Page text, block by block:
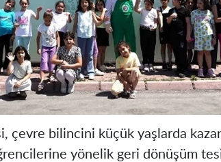
çevre bilincini küçük yaşlarda
yönelik geri dönüşüm